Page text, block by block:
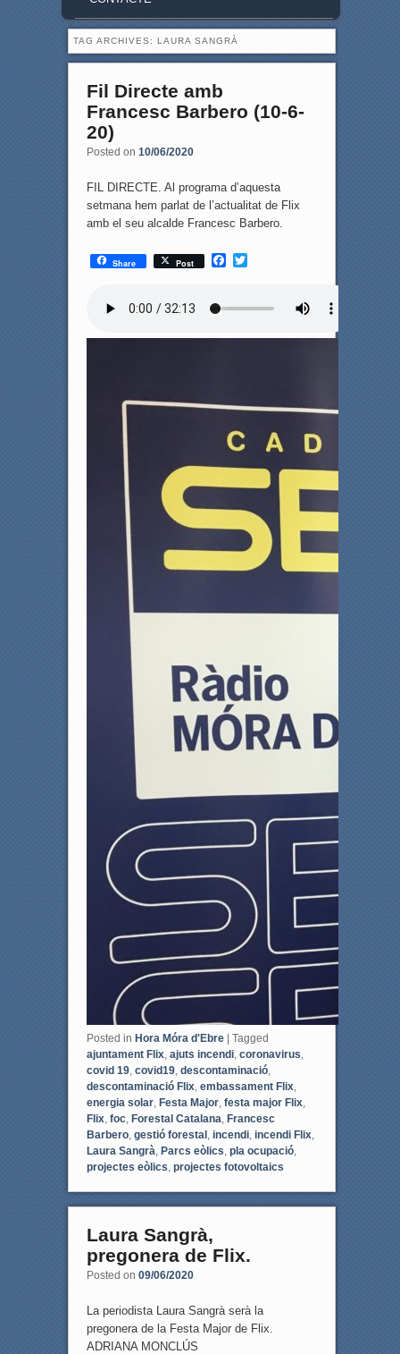
TAG ARCHIVES: LAURA SANGRÀ
Fil Directe amb
Francesc Barbero (10-6-
20)
Posted on 10/06/2020
FIL DIRECTE. Al programa d’aquesta
setmana hem parlat de l’actualitat de Flix
amb el seu alcalde Francesc Barbero.
Share Post
F
T
Posted in Hora Móra d'Ebre | Tagged
ajuntament Flix, ajuts incendi, coronavirus
covid 19, covid19, descontaminació,
descontaminació Flix, embassament Flix,
energia solar, Festa Major, festa major Flix,
Flix, foc, Forestal Catalana Francesc
Barbero, gestió forestal, incendi, incendi Flix,
Laura Sangrà Parcs eòlics pla ocupació,
projectes eòlics projectes fotovoltaics
Laura Sangrà,
pregonera de Flix.
Posted on 09/06/2020
La periodista Laura Sangrà serà la
pregonera de la Festa Major de Flix.
ADRIANA MONCLÚS